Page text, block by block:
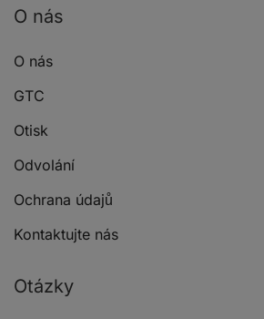
O nás
O nás
GTC
Otisk
Odvolání
Ochrana údajů
Kontaktujte nás
Otázky